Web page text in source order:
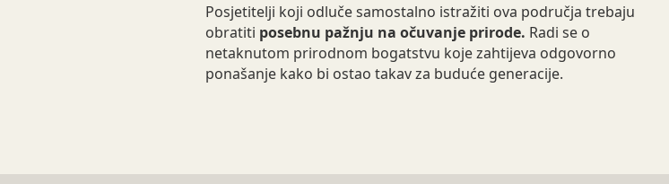
Posjetitelji koji odluče samostalno istražiti ova područja trebaju
obratiti posebnu pažnju na očuvanje prirode. Radi se o
netaknutom prirodnom bogatstvu koje zahtijeva odgovorno
ponašanje kako bi ostao takav za buduće generacije.